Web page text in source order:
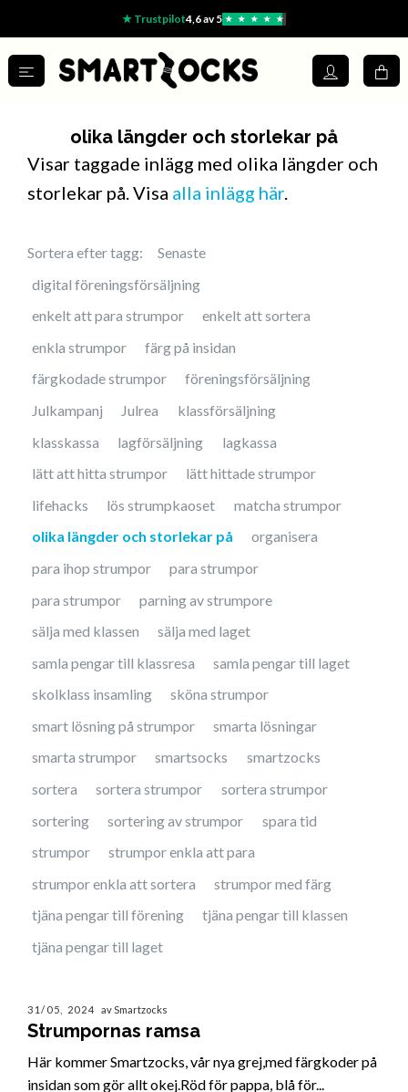
★ Trustpilot4,6 av 5 ★ ★ ★ ★ ★
olika längder och storlekar på
Visar taggade inlägg med olika längder och
storlekar på. Visa alla inlägg här.
Sortera efter tagg:
Senaste
digital föreningsförsäljning
enkelt att para strumpor
enkelt att sortera
enkla strumpor
färg på insidan
färgkodade strumpor
föreningsförsäljning
Julkampanj
Julrea
klassförsäljning
klasskassa
lagförsäljning
lagkassa
lätt att hitta strumpor
lätt hittade strumpor
lifehacks
lös strumpkaoset
matcha strumpor
olika längder och storlekar på
organisera
para ihop strumpor
para strumpor
para strumpor
parning av strumpore
sälja med klassen
sälja med laget
samla pengar till klassresa
samla pengar till laget
skolklass insamling
sköna strumpor
smart lösning på strumpor
smarta lösningar
smarta strumpor
smartsocks
smartzocks
sortera
sortera strumpor
sortera strumpor
sortering
sortering av strumpor
spara tid
strumpor
strumpor enkla att para
strumpor enkla att sortera
strumpor med färg
tjäna pengar till förening
tjäna pengar till klassen
tjäna pengar till laget
31/05, 2024 av Smartzocks
Strumpornas ramsa
Här kommer Smartzocks, vår nya grej,med färgkoder på
insidan som gör allt okej.Röd för pappa, blå för...